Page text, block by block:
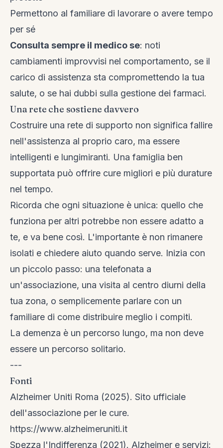
Permettono al familiare di lavorare o avere tempo
per sé
Consulta sempre il medico se: noti
cambiamenti improvvisi nel comportamento, se il
carico di assistenza sta compromettendo la tua
salute, o se hai dubbi sulla gestione dei farmaci.
Una rete che sostiene davvero
Costruire una rete di supporto non significa fallire
nell'assistenza al proprio caro, ma essere
intelligenti e lungimiranti. Una famiglia ben
supportata può offrire cure migliori e più durature
nel tempo.
Ricorda che ogni situazione è unica: quello che
funziona per altri potrebbe non essere adatto a
te, e va bene così. L'importante è non rimanere
isolati e chiedere aiuto quando serve. Inizia con
un piccolo passo: una telefonata a
un'associazione, una visita al centro diurni della
tua zona, o semplicemente parlare con un
familiare di come distribuire meglio i compiti.
La demenza è un percorso lungo, ma non deve
essere un percorso solitario.
---
Fonti
Alzheimer Uniti Roma (2025). Sito ufficiale
dell'associazione per le cure.
https://www.alzheimeruniti.it
Spezza l'Indifferenza (2021). Alzheimer e servizi: